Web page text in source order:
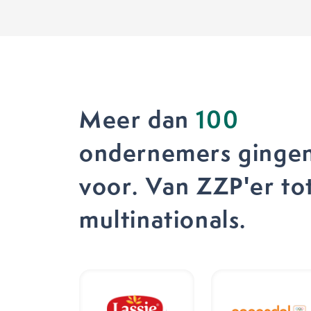
Meer dan100
ondernemers
voor. Van ZZP'er
multinationals.